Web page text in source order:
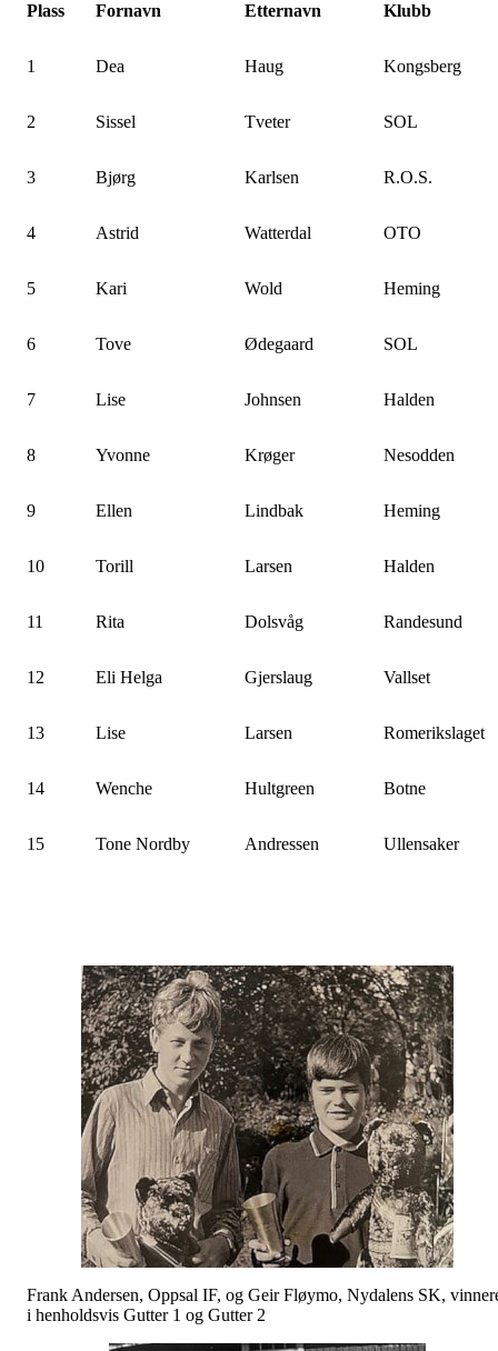
Plass Fornavn Etternavn Klubb
1 Dea Haug Kongsberg
2 Sissel Tveter SOL
3 Bjørg Karlsen R.O.S.
4 Astrid Watterdal OTO
5 Kari Wold Heming
6 Tove Ødegaard SOL
7 Lise Johnsen Halden
8 Yvonne Krøger Nesodden
9 Ellen Lindbak Heming
10 Torill Larsen Halden
11 Rita Dolsvåg Randesund
12 Eli Helga Gjerslaug Vallset
13 Lise Larsen Romerikslaget
14 Wenche Hultgreen Botne
15 Tone Nordby Andressen Ullensaker
Frank Andersen, Oppsal IF, og Geir Fløymo, Nydalens SK,
i henholdsvis Gutter 1 og Gutter 2